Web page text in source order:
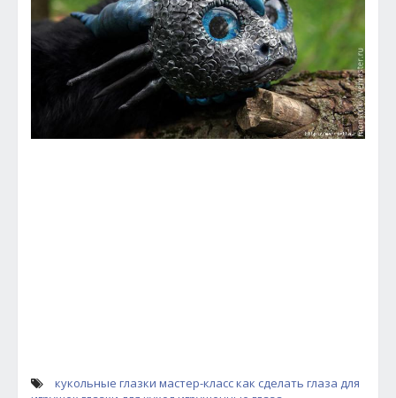
кукольные глазки мастер-класскак сделать глаза для